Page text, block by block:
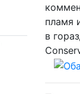
пламя
в